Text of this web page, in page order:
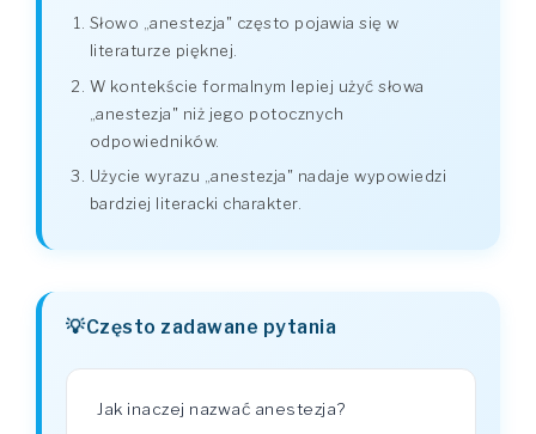
Słowo „anestezja" często pojawia się w
literaturze pięknej.
W kontekście formalnym lepiej użyć słowa
„anestezja" niż jego potocznych
odpowiedników.
Użycie wyrazu „anestezja" nadaje wypowiedzi
bardziej literacki charakter.
Często zadawane pytania
Jak inaczej nazwać anestezja?